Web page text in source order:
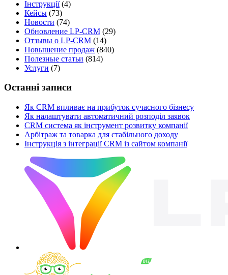
Інструкції(4)
Кейсы (73)
Новости (74)
Обновление LP-CRM (29)
Отзывы о LP-CRM (14)
Повышение продаж (840)
Полезные статьи (814)
Услуги (7)
Останні записи
Як CRM впливає на прибуток сучасного бізнесу
Як налаштувати автоматичний розподіл заявок
CRM система як інструмент розвитку компанії
Арбітраж та товарка для стабільного доходу
Інструкція з інтеграції CRM із сайтом компанії